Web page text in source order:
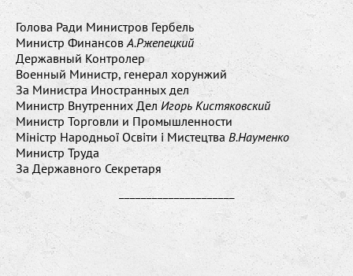
Голова Ради Министров Гербель
Министр Финансов А.Ржепецкий
Державный Контролер
Военный Министр, генерал хорунжий
За Министра Иностранных дел
Министр Внутренних ДелИгорь Кистяковский
Министр Торговли и Промышленности
Міністр Народньої Освіти і Мистецтва В.Науменко
Министр Труда
За Державного Секретаря
_____________________